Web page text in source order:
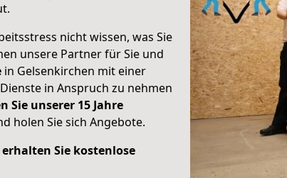
nicht wissen, was Sie
unsere Partner für Sie und
in Gelsenkirchen mit einer
in Anspruch zu nehmen
Sie unserer 15 Jahre
holen Sie sich Angebote.
erhalten Sie kostenlose